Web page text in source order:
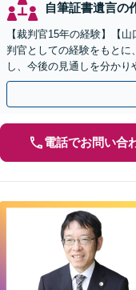
自筆証書遺言の
【裁判官15年の経験】【
判官としての経験をもとに
し、今後の見通しを分かり
／遺言書作成・執行も幅広
電話でお問い合